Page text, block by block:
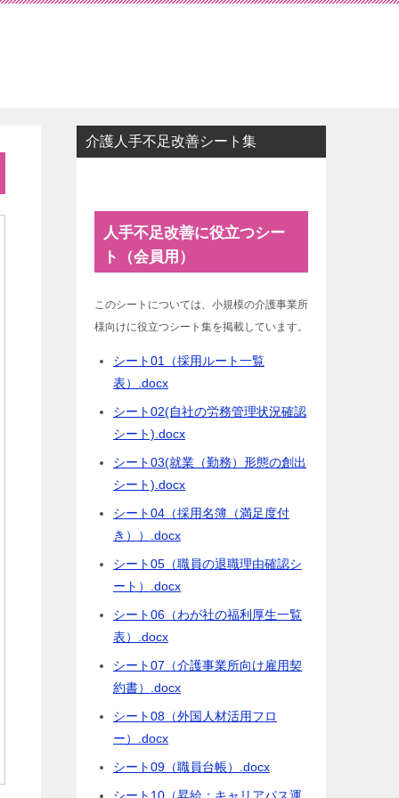
介護人手不足改善シート集
人手不足改善に役立つシー
ト（会員用）
このシートについては、小規模の介護事業所
様向けに役立つシート集を掲載しています。
シート01（採用ルート一覧
表）.docx
シート02(自社の労務管理状況確認
シート).docx
シート03(就業（勤務）形態の創出
シート).docx
シート04（採用名簿（満足度付
き））.docx
シート05（職員の退職理由確認シ
ート）.docx
シート06（わが社の福利厚生一覧
表）.docx
シート07（介護事業所向け雇用契
約書）.docx
シート08（外国人材活用フロ
ー）.docx
シート09（職員台帳）.docx